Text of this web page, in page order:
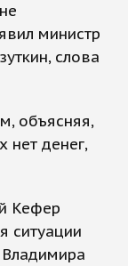
министр
слова
объясняя,
нет денег,
Кефер
ситуации